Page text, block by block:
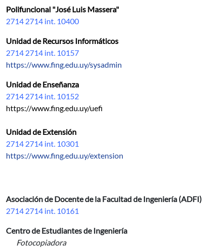
Polifuncional "José Luis Massera"
2714 2714 int. 10400
Unidad de Recursos Informáticos
2714 2714 int. 10157
https://www.fing.edu.uy/sysadmin
Unidad de Enseñanza
2714 2714 int. 10152
https://www.fing.edu.uy/uefi
Unidad de Extensión
2714 2714 int. 10301
https://www.fing.edu.uy/extension
Asociación de Docente de la Facultad de Ingeniería (ADFI)
2714 2714 int. 10161
Centro de Estudiantes de Ingeniería
Fotocopiadora